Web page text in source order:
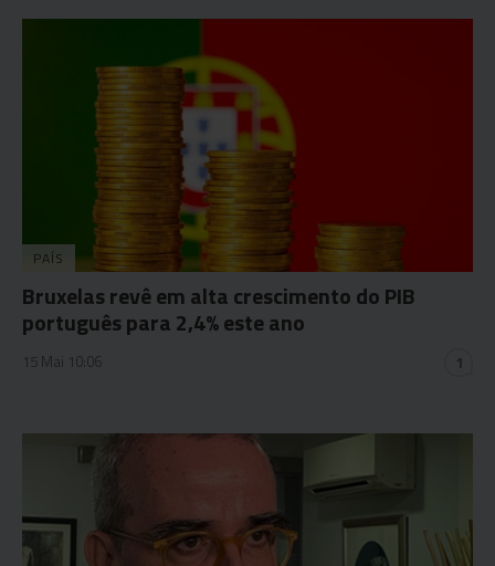
PAÍS
Bruxelas revê em alta crescimento do PIB
português para 2,4% este ano
15 Mai 10:06 1